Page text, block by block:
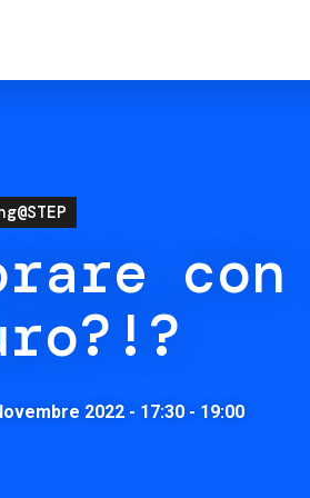
2022 - 17:30- 19:00